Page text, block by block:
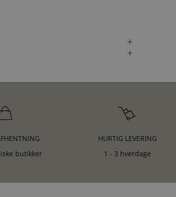
butikker
HURTIG LEVERING
1 - 3 hverdage